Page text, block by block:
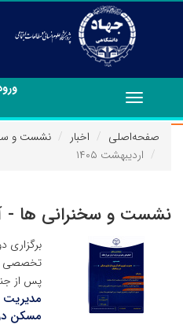
Toggle
navigation
صفحه‌اصلی
اخبار نشست و
اردیبهشت ۱۴۰۵
نشست و سخنرانی ها -
تخصصی
پس از
مدیریت
مسکن